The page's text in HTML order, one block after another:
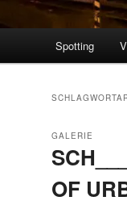
Spotting
OF
GALERIE